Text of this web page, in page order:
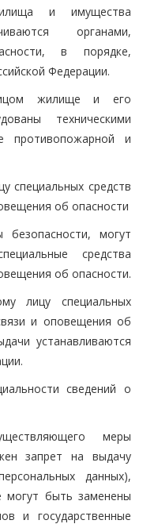
и имущества
органами,
в порядке,
Федерации.
жилище и его
техническими
противопожарной и
специальных средств
об опасности
могут
средства
об опасности.
лицу специальных
и оповещения об
устанавливаются
сведений о
меры
запрет на выдачу
данных),
могут быть заменены
и государственные